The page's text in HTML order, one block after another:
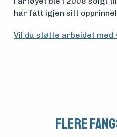
har fått igjen sitt
Vil du støtte arbeidet med
Flere